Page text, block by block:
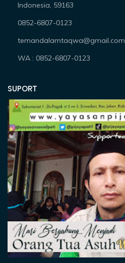
Indonesia, 59163
0852-6807-0123
temandalamtaqwa@gmail.com
WA : 0852-6807-0123
SUPORT